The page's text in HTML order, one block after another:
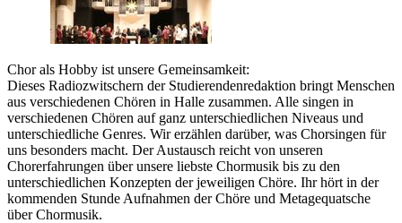
Chor als Hobby ist unsere Gemeinsamkeit:
Dieses Radiozwitschern der Studierendenredaktion bringt Menschen
aus verschiedenen Chören in Halle zusammen. Alle singen in
verschiedenen Chören auf ganz unterschiedlichen Niveaus und
unterschiedliche Genres. Wir erzählen darüber, was Chorsingen für
uns besonders macht. Der Austausch reicht von unseren
Chorerfahrungen über unsere liebste Chormusik bis zu den
unterschiedlichen Konzepten der jeweiligen Chöre. Ihr hört in der
kommenden Stunde Aufnahmen der Chöre und Metagequatsche
über Chormusik.